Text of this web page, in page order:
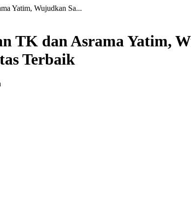
Yatim, Wujudkan Sa...
TK dan Asrama Yatim,
Terbaik